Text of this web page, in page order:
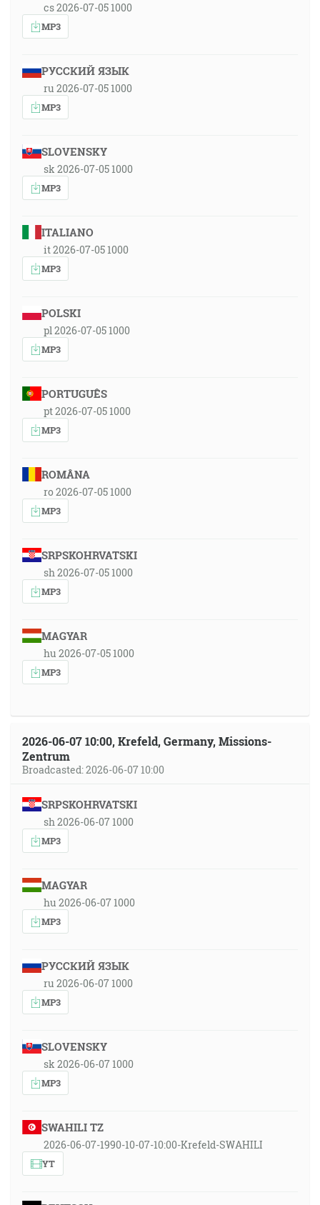
cs 2026-07-05 1000
MP3
РУССКИЙ ЯЗЫК
ru 2026-07-05 1000
MP3
SLOVENSKY
sk 2026-07-05 1000
MP3
ITALIANO
it 2026-07-05 1000
MP3
POLSKI
pl 2026-07-05 1000
MP3
PORTUGUÊS
pt 2026-07-05 1000
MP3
ROMÂNA
ro 2026-07-05 1000
MP3
SRPSKOHRVATSKI
sh 2026-07-05 1000
MP3
MAGYAR
hu 2026-07-05 1000
MP3
2026-06-07 10:00, Krefeld, Germany, Missions-
Zentrum
Broadcasted: 2026-06-07 10:00
SRPSKOHRVATSKI
sh 2026-06-07 1000
MP3
MAGYAR
hu 2026-06-07 1000
MP3
РУССКИЙ ЯЗЫК
ru 2026-06-07 1000
MP3
SLOVENSKY
sk 2026-06-07 1000
MP3
SWAHILI TZ
2026-06-07-1990-10-07-10:00-Krefeld-SWAHILI
YT